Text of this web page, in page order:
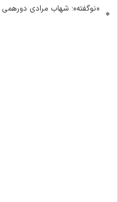
«نوگفته»؛ شهاب مرادی دورهمی